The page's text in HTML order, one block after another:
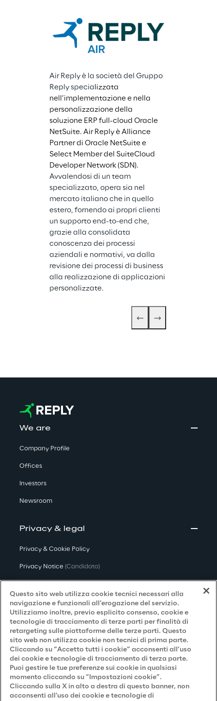
Air Reply è la società del Gruppo
Reply specializzata
nell’implementazione e nella
personalizzazione della
soluzione ERP full-cloud Oracle
NetSuite. Air Reply è Alliance
Partner di Oracle NetSuite e
Select Member del SuiteCloud
Developer Network (SDN).
Avvalendosi di un team
specializzato, opera sia nel
mercato italiano che in quello
estero, fornendo ai propri clienti
un supporto end-to-end che,
grazie alla consolidata
conoscenza dei processi
aziendali e normativi, va dalla
revisione dei processi di business
alla realizzazione di applicazioni
personalizzate.
We are
Company Profile
Offices
Investors
Newsroom
Privacy & legal
Privacy & Cookie Policy
Privacy Notice (Candidato)
Privacy Notice(Fornitore)
Privacy Notice (Marketing)
Accessibilità
Careers
Contacts
Questo sito web utilizza cookie tecnici necessari alla
navigazione e funzionali all’erogazione del servizio.
Utilizziamo inoltre, previo esplicito consenso, cookie e
tecnologie di tracciamento di terze parti per finalità di
retargeting sulle piattaforme delle terze parti. Questo
sito web non utilizza cookie non tecnici di prima parte.
Cliccando su “Accetto tutti i cookie” acconsenti all’uso
dei cookie e tecnologie di tracciamento di terza parte.
Puoi gestire le tue preferenze sui cookie in qualsiasi
momento cliccando su “Impostazioni cookie”.
Cliccando sulla X in alto a destra di questo banner, non
acconsenti all'uso dei cookie e tecnologie di